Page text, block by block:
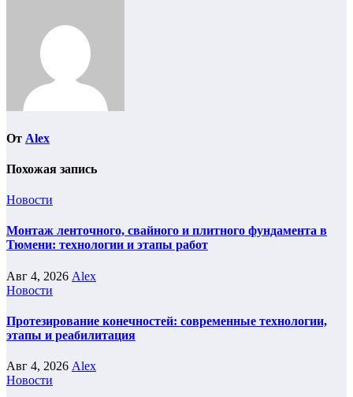
От Alex
Похожая запись
Новости
Монтаж ленточного, свайного и плитного фундамента в
Тюмени: технологии и этапы работ
Авг 4, 2026 Alex
Новости
Протезирование конечностей: современные технологии,
этапы и реабилитация
Авг 4, 2026 Alex
Новости